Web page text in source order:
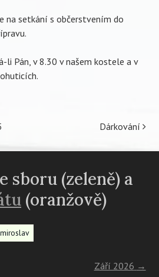
na setkání s občerstvením do
li Pán, v 8.30 v našem kostele a v
Dárkování
sboru (zeleně) a
(oranžově)
Září 2026 →